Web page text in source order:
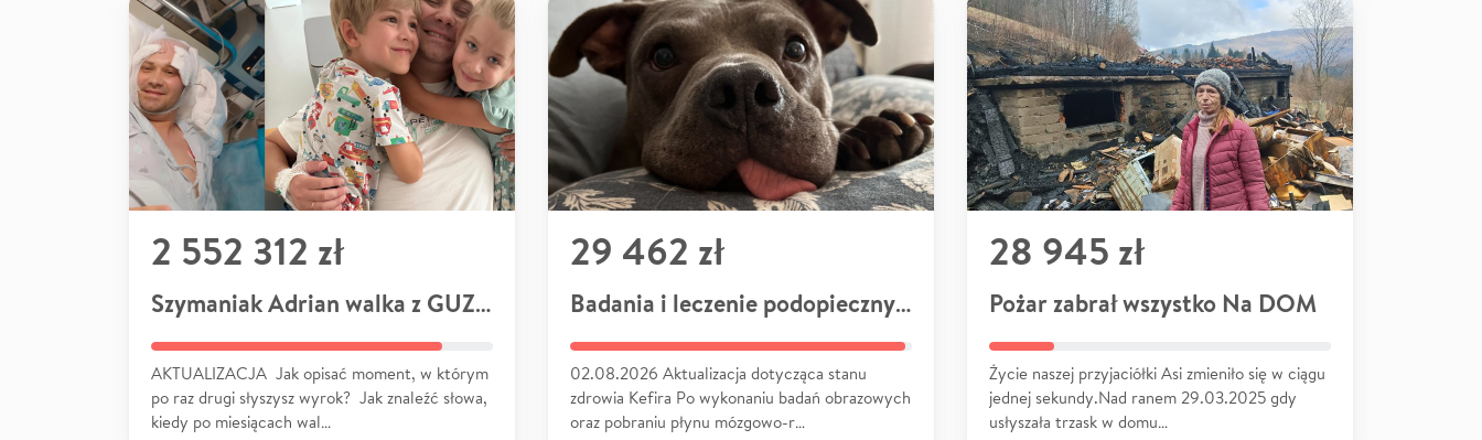
2 552 312 zł
Szymaniak Adrian walka z GUZEM
AKTUALIZACJA Jak opisać moment, w którym
po raz drugi słyszysz wyrok? Jak znaleźć słowa,
kiedy po miesiącach wal…
29 462 zł
Badania i leczenie podopiecznych
02.08.2026 Aktualizacja dotycząca stanu
zdrowia Kefira Po wykonaniu badań obrazowych
oraz pobraniu płynu mózgowo-r…
28 945 zł
Pożar zabrał wszystko Na DOM
Życie naszej przyjaciółki Asi zmieniło się w ciągu
jednej sekundy.Nad ranem 29.03.2025 gdy
usłyszała trzask w domu…